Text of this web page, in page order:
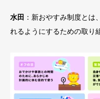
水田 ：新おやすみ制度とは
れるようにするための取り